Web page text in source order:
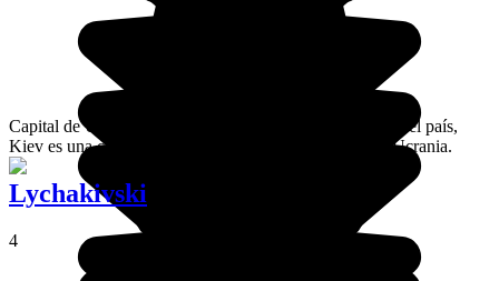
Capital de Ucrania, centro cultural, religioso e histórico del país,
Kiev es una ciudad magnífica y una visita obligada en Ucrania.
Lychakivski
4